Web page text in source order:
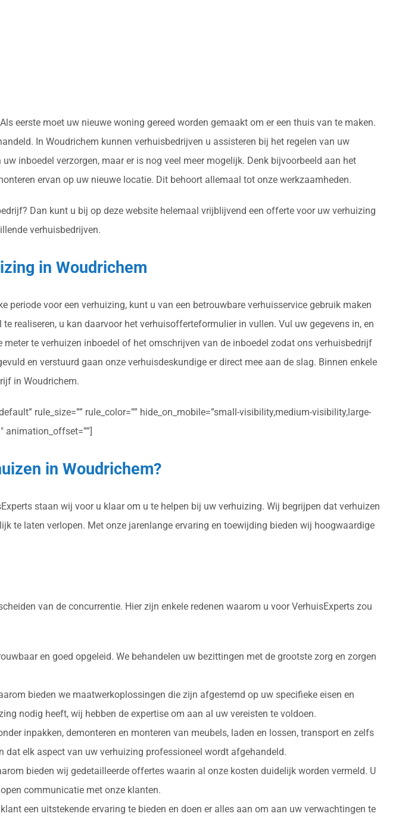
eerste moet uw nieuwe woning gereed worden gemaakt om er een thuis van te maken.
In Woudrichem kunnen verhuisbedrijven u assisteren bij het regelen van uw
inboedel verzorgen, maar er is nog veel meer mogelijk. Denk bijvoorbeeld aan het
ervan op uw nieuwe locatie. Dit behoort allemaal tot onze werkzaamheden.
Dan kunt u bij op deze website helemaal vrijblijvend een offerte voor uw verhuizing
verhuisbedrijven.
in Woudrichem
voor een verhuizing, kunt u van een betrouwbare verhuisservice gebruik maken
realiseren, u kan daarvoor het verhuisofferteformulier in vullen. Vul uw gegevens in, en
te verhuizen inboedel of het omschrijven van de inboedel zodat ons verhuisbedrijf
en verstuurd gaan onze verhuisdeskundige er direct mee aan de slag. Binnen enkele
in Woudrichem.
rule_size=”” rule_color=”” hide_on_mobile=”small-visibility,medium-visibility,large-
animation_offset=””]
in Woudrichem?
staan wij voor u klaar om u te helpen bij uw verhuizing. Wij begrijpen dat verhuizen
te laten verlopen. Met onze jarenlange ervaring en toewijding bieden wij hoogwaardige
van de concurrentie. Hier zijn enkele redenen waarom u voor VerhuisExperts zou
en goed opgeleid. We behandelen uw bezittingen met de grootste zorg en zorgen
bieden we maatwerkoplossingen die zijn afgestemd op uw specifieke eisen en
nodig heeft, wij hebben de expertise om aan al uw vereisten te voldoen.
inpakken, demonteren en monteren van meubels, laden en lossen, transport en zelfs
elk aspect van uw verhuizing professioneel wordt afgehandeld.
bieden wij gedetailleerde offertes waarin al onze kosten duidelijk worden vermeld. U
communicatie met onze klanten.
een uitstekende ervaring te bieden en doen er alles aan om aan uw verwachtingen te